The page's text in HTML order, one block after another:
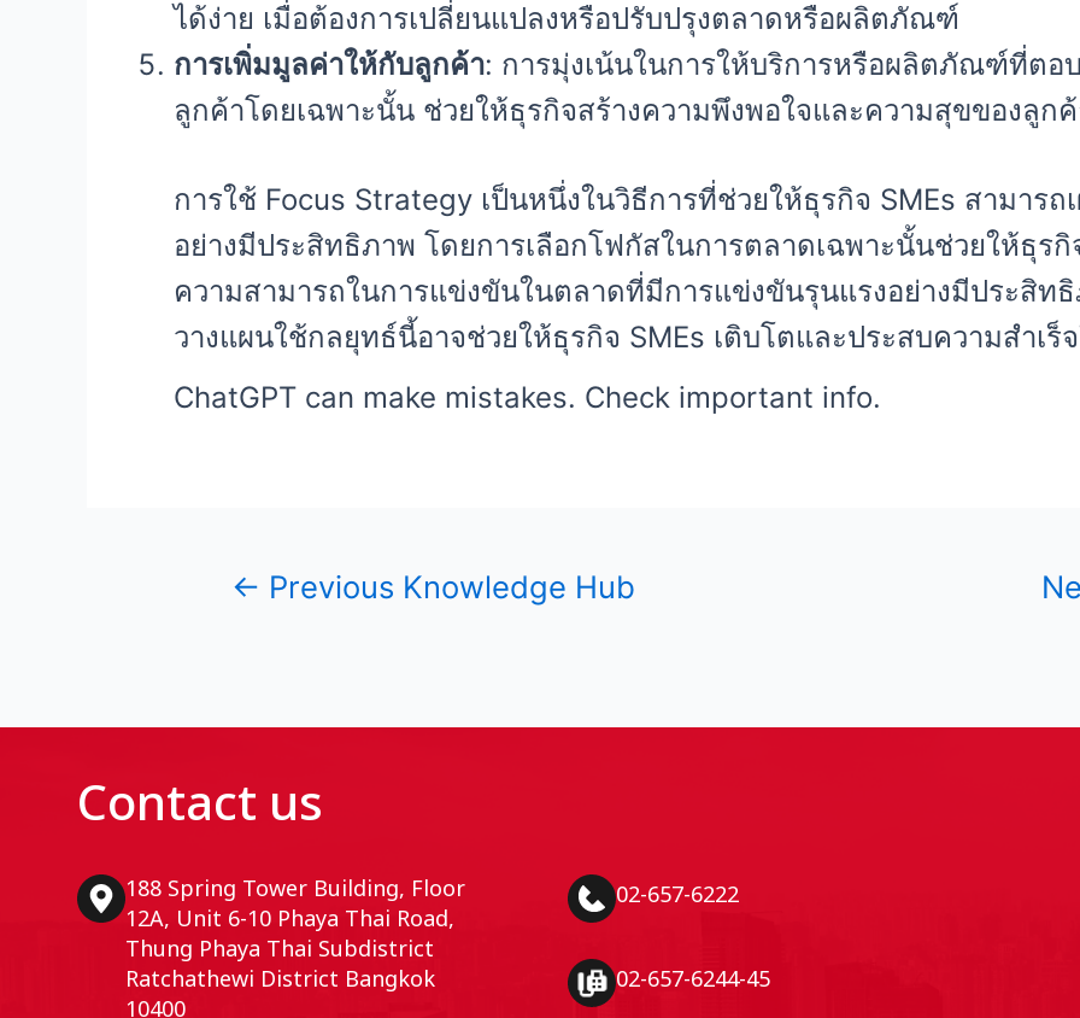
ได้ง่าย เมื่อต้องการเปลี่ยนแปลงหรือปรับปรุงตลาดหรือผลิตภัณฑ์
การเพิ่มมูลค่าให้กับลูกค้า: การมุ่งเน้นในการให้บริการหรือผลิตภัณฑ์ที่ตอ
ลูกค้าโดยเฉพาะนั้น ช่วยให้ธุรกิจสร้างความพึงพอใจและความสุขของลูก
การใช้ Focus Strategy เป็นหนึ่งในวิธีการที่ช่วยให้ธุรกิจ SMEs สามาร
อย่างมีประสิทธิภาพ โดยการเลือกโฟกัสในการตลาดเฉพาะนั้นช่วยให้ธุร
ความสามารถในการแข่งขันในตลาดที่มีการแข่งขันรุนแรงอย่างมีประสิท
วางแผนใช้กลยุทธ์นี้อาจช่วยให้ธุรกิจ SMEs เติบโตและประสบความสำเร็
ChatGPT can make mistakes. Check important info.
← Previous Knowledge Hub
Contact us
188 Spring Tower Building, Floor
12A, Unit 6-10 Phaya Thai Road,
Thung Phaya Thai Subdistrict
Ratchathewi District Bangkok
10400
02-657-6222
02-657-6244-45